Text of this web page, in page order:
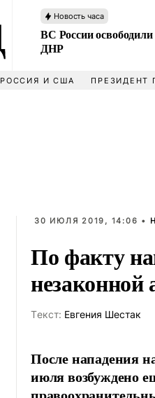
Новость часа
ВС России
ДНР
РОССИЯ И США ПРЕЗИДЕНТ
30 ИЮЛЯ 2019, 14:06 •
По факту
Tекст: Евгения Шестак
После нападения
июля возбуждено